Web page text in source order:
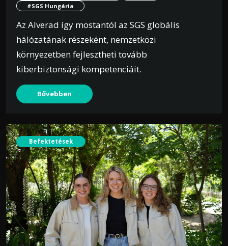
#SGS Hungária
Az Alverad így mostantól az SGS globális
hálózatának részeként, nemzetközi
környezetben fejlesztheti tovább
kiberbiztonsági kompetenciáit.
Bővebben
Befektetések